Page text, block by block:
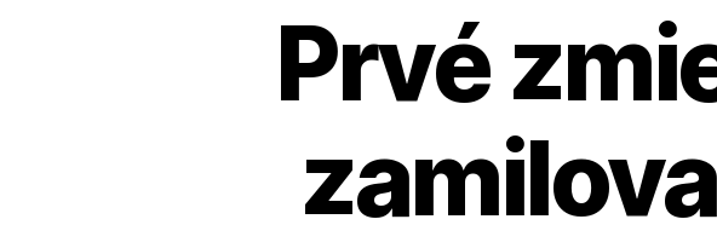
Prvé